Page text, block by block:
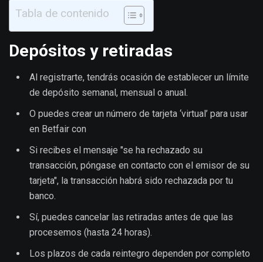
Tabla de contenido
Depósitos y retiradas
Al registrarte, tendrás ocasión de establecer un límite
de depósito semanal, mensual o anual.
O puedes crear un número de tarjeta ‘virtual’ para usar
en Betfair con
Si recibes el mensaje "se ha rechazado su
transacción, póngase en contacto con el emisor de su
tarjeta", la transacción habrá sido rechazada por tu
banco.
Sí, puedes cancelar las retiradas antes de que las
procesemos (hasta 24 horas).
Los plazos de cada reintegro dependen por completo